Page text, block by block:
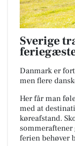
Sverige
Danmark er
men flere
Her får man
med at
køreafstand.
ferien behøver